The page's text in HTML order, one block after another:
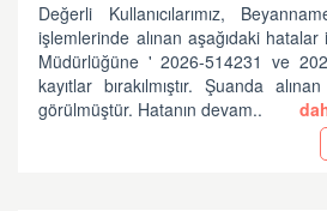
Değerli Kullanıcılarımız,
işlemlerinde alınan aşağıdaki
Müdürlüğüne ' 2026-514231 ve
kayıtlar bırakılmıştır. Şuanda
görülmüştür. Hatanın devam..